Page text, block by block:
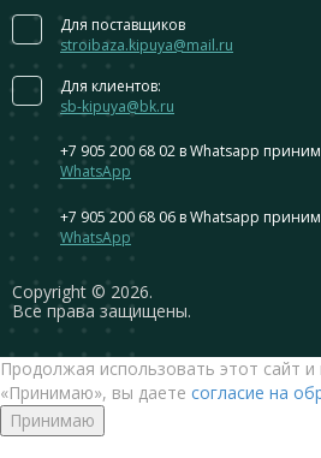
Сopyright © 2026.
Все права защищены.
Для поставщиков
stroibaza.kipuya@mail.ru
Для клиентов:
sb-kipuya@bk.ru
+7 905 200 68 02 в Whatsapp
WhatsApp
+7 905 200 68 06 в Whatsapp
WhatsApp
Продолжая использовать этот сайт
«Принимаю», вы даете согласие на
Принимаю